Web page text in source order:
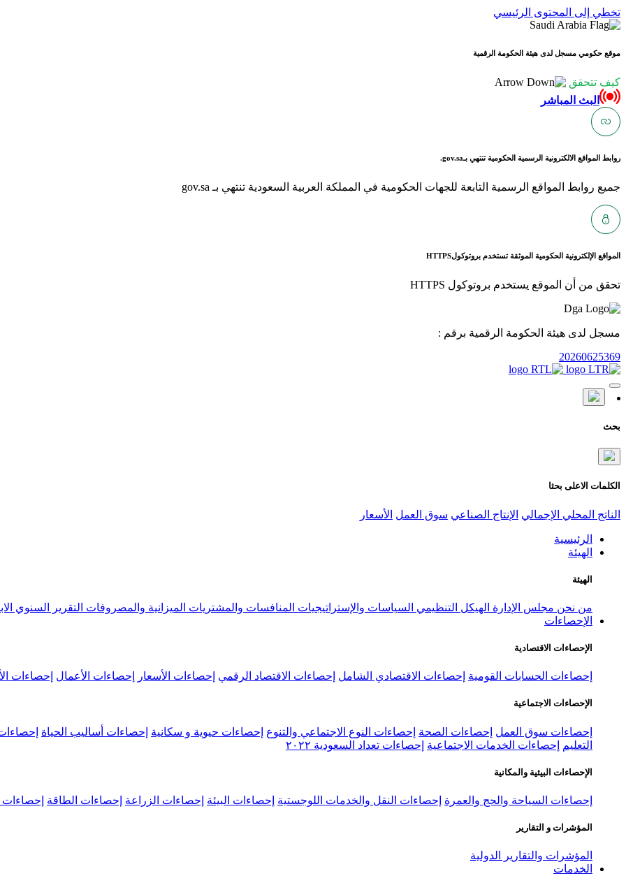
تخطي إلى المحتوى الرئيسي
موقع حكومي مسجل لدى هيئة الحكومة الرقمية
كيف تتحقق
البث المباشر
روابط المواقع الالكترونية الرسمية الحكومية تنتهي بـgov.sa.
جميع روابط المواقع الرسمية التابعة للجهات الحكومية في المملكة العربية السعودية تنتهي بـ gov.sa
المواقع الإلكترونية الحكومية الموثقة تستخدم بروتوكولHTTPS
تحقق من أن الموقع يستخدم بروتوكول HTTPS
مسجل لدى هيئة الحكومة الرقمية برقم :
20260625369
بحث
الكلمات الاعلى بحثا
الناتج المحلي الإجمالي الإنتاج الصناعي سوق العمل الأسعار
الرئيسية
الهيئة
الهيئة
من نحن مجلس الإدارة الهيكل التنظيمي السياسات والإستراتيجيات المنافسات والمشتريات الميزانية والمصروفات التقرير السنوي
الإحصاءات
الإحصاءات الاقتصادية
إحصاءات الحسابات القومية إحصاءات الاقتصادي الشامل إحصاءات الاقتصاد الرقمي إحصاءات الأسعار إحصاءات الأعمال إحصاءات
الإحصاءات الاجتماعية
إحصاءات سوق العمل إحصاءات الصحة إحصاءات النوع الاجتماعي والتنوع إحصاءات حيوية و سكانية إحصاءات أساليب الحياة
التعليم
إحصاءات الخدمات الاجتماعية إحصاءات تعداد السعودية ٢٠٢٢
الإحصاءات البيئية والمكانية
إحصاءات السياحة والحج والعمرة إحصاءات النقل والخدمات اللوجستية إحصاءات البيئة إحصاءات الزراعة إحصاءات الطاقة إحصاءات
المؤشرات و التقارير
المؤشرات والتقارير الدولية
الخدمات